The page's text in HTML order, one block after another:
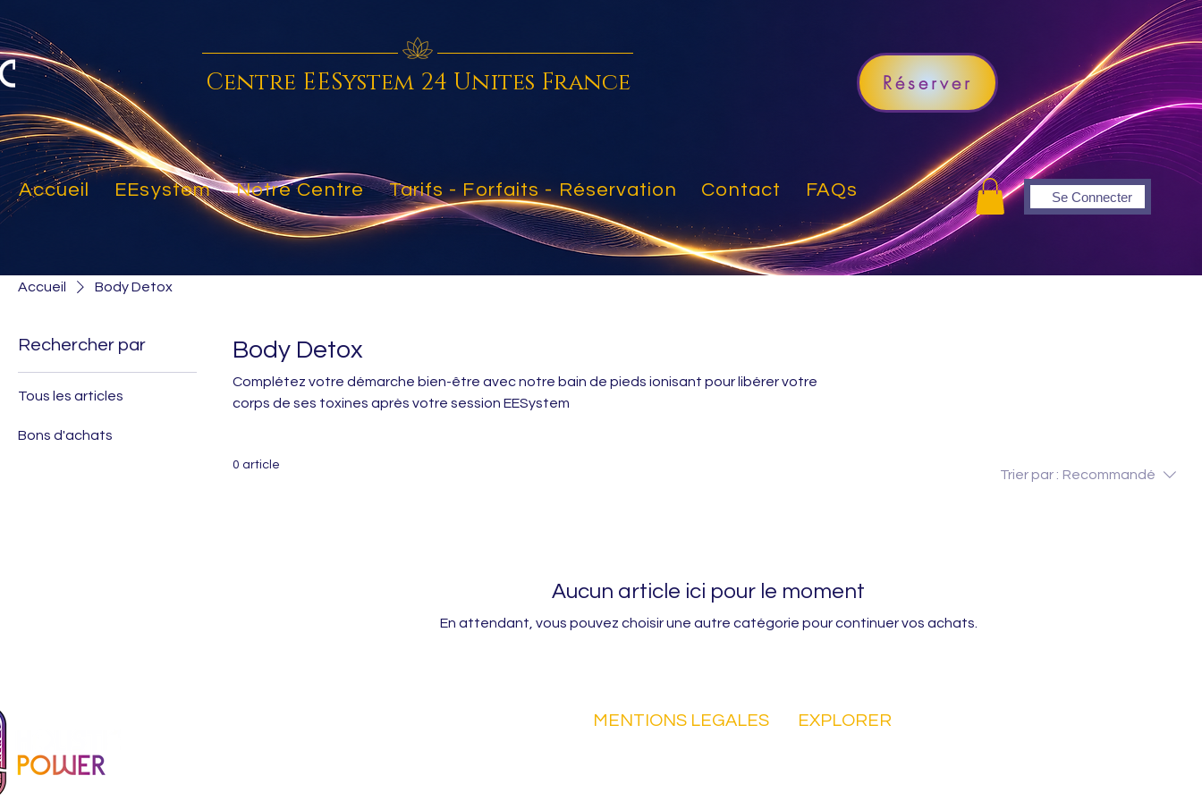
Centre EESystem 24 Unites France Réserver
Accueil EEsystem Notre Centre Tarifs - Forfaits - Réservation Contact FAQs Se Connecter
Accueil Body Detox
Rechercher par
Tous les articles
Bons d'achats
Body Detox
Complétez votre démarche bien-être avec notre bain de pieds ionisant pour libérer votre
corps de ses toxines après votre session EESystem
0 article
Trier par : Recommandé
Aucun article ici pour le moment
En attendant, vous pouvez choisir une autre catégorie pour continuer vos achats.
MENTIONS LEGALES EXPLORER